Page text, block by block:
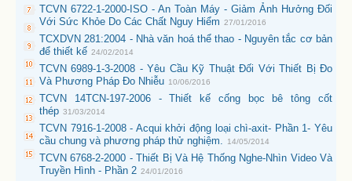
TCVN 6722-1-2000-ISO - An Toàn Máy - Giảm Ảnh Hưởng Đối
Với Sức Khỏe Do Các Chất Nguy Hiểm 27/01/2016
TCXDVN 281:2004 - Nhà văn hoá thể thao - Nguyên tắc cơ bản
để thiết kế 24/02/2014
TCVN 6989-1-3-2008 - Yêu Cầu Kỹ Thuật Đối Với Thiết Bị Đo
Và Phương Pháp Đo Nhiễu 10/06/2016
TCVN 14TCN-197-2006 - Thiết kế cống bọc bê tông cốt
thép 31/03/2014
TCVN 7916-1-2008 - Acqui khởi động loại chì-axit- Phần 1- Yêu
cầu chung và phương pháp thử nghiệm.
14/05/2014
TCVN 6768-2-2000 - Thiết Bị Và Hệ Thống Nghe-Nhìn Video Và
Truyền Hình - Phần 2 24/01/2016